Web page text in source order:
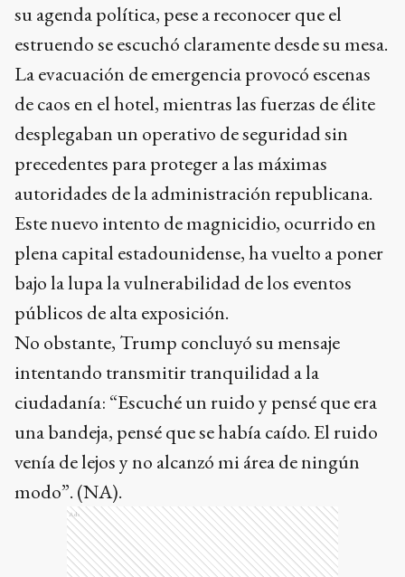
su agenda política, pese a reconocer que el
estruendo se escuchó claramente desde su mesa.
La evacuación de emergencia provocó escenas
de caos en el hotel, mientras las fuerzas de élite
desplegaban un operativo de seguridad sin
precedentes para proteger a las máximas
autoridades de la administración republicana.
Este nuevo intento de magnicidio, ocurrido en
plena capital estadounidense, ha vuelto a poner
bajo la lupa la vulnerabilidad de los eventos
públicos de alta exposición.
No obstante, Trump concluyó su mensaje
intentando transmitir tranquilidad a la
ciudadanía: “Escuché un ruido y pensé que era
una bandeja, pensé que se había caído. El ruido
venía de lejos y no alcanzó mi área de ningún
modo”. (NA).
Ads